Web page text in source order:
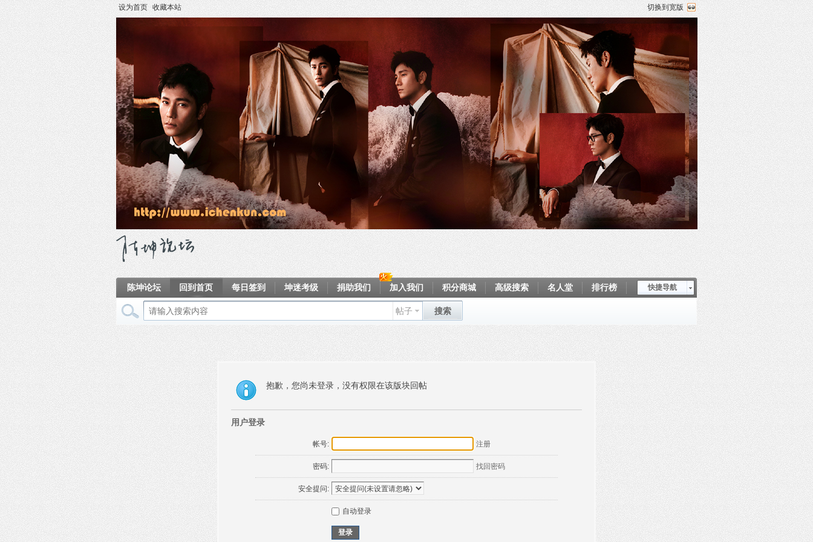
设为首页 收藏本站 切换到宽版
快捷导航
陈坤论坛 回到首页 每日签到 坤迷考级 捐助我们 加入我们 积分商城 高级搜索 名人堂
排行榜
帖子 搜索
抱歉，您尚未登录，没有权限在该版块回帖
用户登录
帐号: 注册
密码: 找回密码
安全提问:
自动登录
登录